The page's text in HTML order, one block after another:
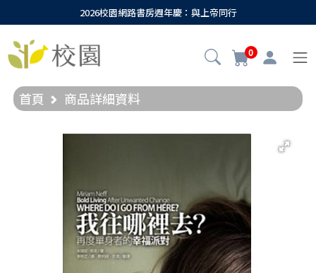
2026校園網路書房週年慶：與上帝同行
0
首頁 商品詳細資料